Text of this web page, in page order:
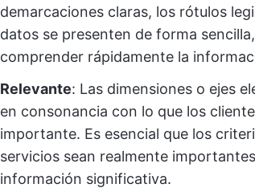
demarcaciones claras, los rótulos
datos se presenten de forma
comprender rápidamente la
Relevante: Las dimensiones o ejes
en consonancia con lo que los
importante. Es esencial que los
servicios sean realmente
información significativa.